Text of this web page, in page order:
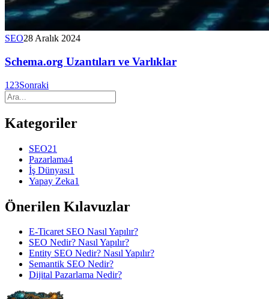
SEO28 Aralık 2024
Schema.org Uzantıları ve Varlıklar
1 23Sonraki
Kategoriler
SEO21
Pazarlama4
İş Dünyası1
Yapay Zeka1
Önerilen Kılavuzlar
E-Ticaret SEO Nasıl Yapılır?
SEO Nedir? Nasıl Yapılır?
Entity SEO Nedir? Nasıl Yapılır?
Semantik SEO Nedir?
Dijital Pazarlama Nedir?